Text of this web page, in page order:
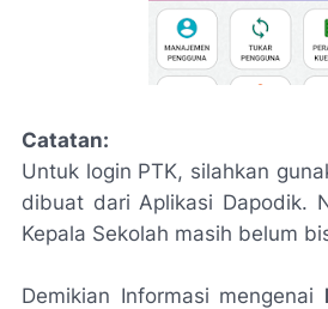
Catatan:
Untuk login PTK, silahkan
dibuat dari Aplikasi Dapodik.
Kepala Sekolah masih belum
Demikian Informasi mengenai